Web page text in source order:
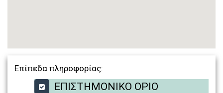
Επίπεδα πληροφορίας:
ΕΠΙΣΤΗΜΟΝΙΚΟ ΟΡΙΟ